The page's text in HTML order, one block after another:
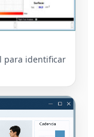
para identificar